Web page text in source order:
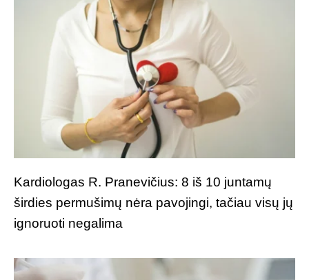
Kardiologas R. Pranevičius: 8 iš 10 juntamų
širdies permušimų nėra pavojingi, tačiau visų jų
ignoruoti negalima